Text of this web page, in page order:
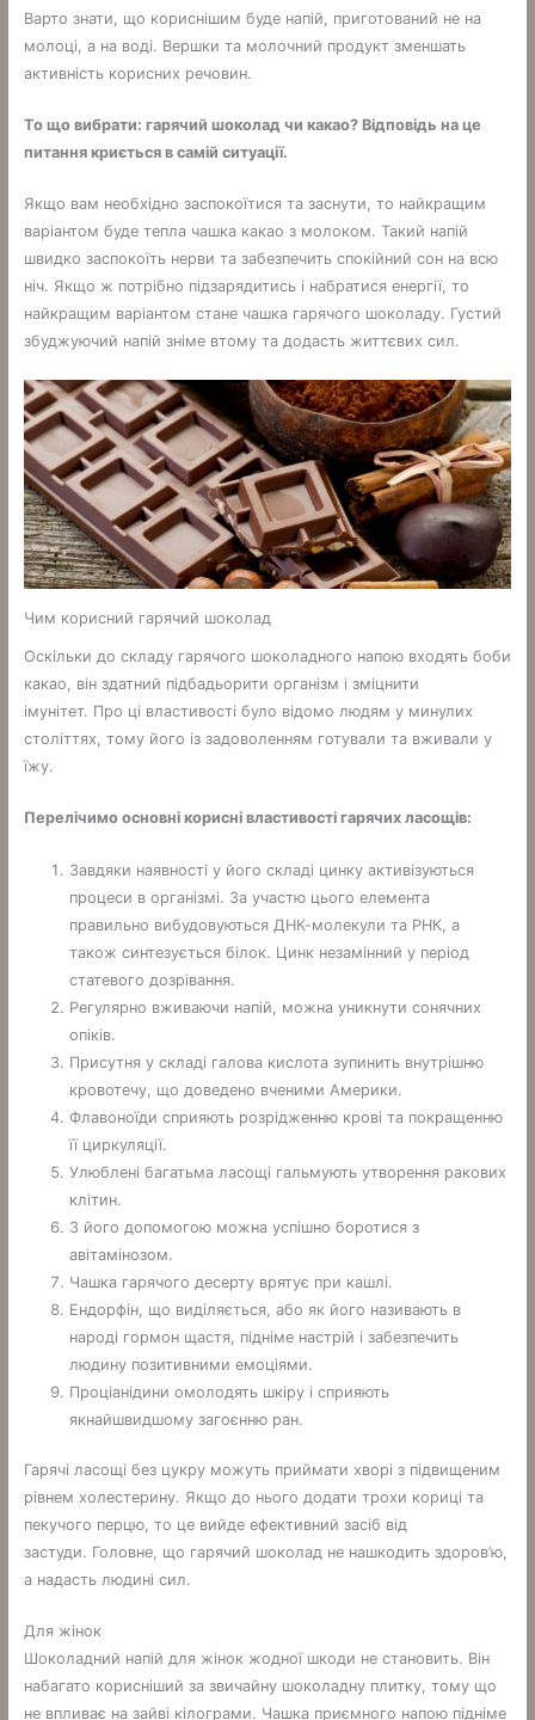
Варто знати, що кориснішим буде напій, приготований не на
молоці, а на воді. Вершки та молочний продукт зменшать
активність корисних речовин.
То що вибрати: гарячий шоколад чи какао? Відповідь на це
питання криється в самій ситуації.
Якщо вам необхідно заспокоїтися та заснути, то найкращим
варіантом буде тепла чашка какао з молоком. Такий напій
швидко заспокоїть нерви та забезпечить спокійний сон на всю
ніч. Якщо ж потрібно підзарядитись і набратися енергії, то
найкращим варіантом стане чашка гарячого шоколаду. Густий
збуджуючий напій зніме втому та додасть життєвих сил.
Чим корисний гарячий шоколад
Оскільки до складу гарячого шоколадного напою входять боби
какао, він здатний підбадьорити організм і зміцнити
імунітет. Про ці властивості було відомо людям у минулих
століттях, тому його із задоволенням готували та вживали у
їжу.
Перелічимо основні корисні властивості гарячих ласощів:
Завдяки наявності у його складі цинку активізуються
процеси в організмі. За участю цього елемента
правильно вибудовуються ДНК-молекули та РНК, а
також синтезується білок. Цинк незамінний у період
статевого дозрівання.
Регулярно вживаючи напій, можна уникнути сонячних
опіків.
Присутня у складі галова кислота зупинить внутрішню
кровотечу, що доведено вченими Америки.
Флавоноїди сприяють розрідженню крові та покращенню
її циркуляції.
Улюблені багатьма ласощі гальмують утворення ракових
клітин.
З його допомогою можна успішно боротися з
авітамінозом.
Чашка гарячого десерту врятує при кашлі.
Ендорфін, що виділяється, або як його називають в
народі гормон щастя, підніме настрій і забезпечить
людину позитивними емоціями.
Проціанідини омолодять шкіру і сприяють
якнайшвидшому загоєнню ран.
Гарячі ласощі без цукру можуть приймати хворі з підвищеним
рівнем холестерину. Якщо до нього додати трохи кориці та
пекучого перцю, то це вийде ефективний засіб від
застуди. Головне, що гарячий шоколад не нашкодить здоров’ю,
а надасть людині сил.
Для жінок
Шоколадний напій для жінок жодної шкоди не становить. Він
набагато корисніший за звичайну шоколадну плитку, тому що
не впливає на зайві кілограми. Чашка приємного напою підніме